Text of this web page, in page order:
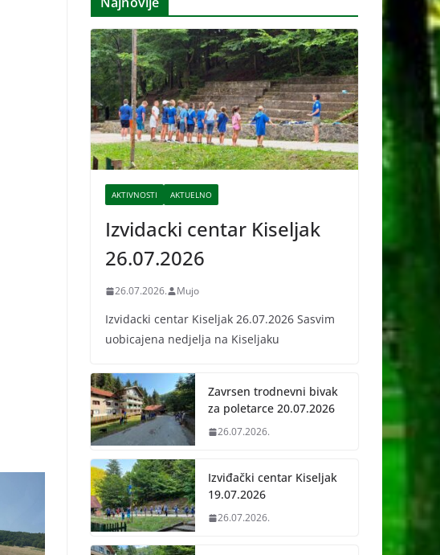
v
e
AKTIVNOSTI AKTUELNO
Izvidacki centar Kiseljak
26.07.2026
26.07.2026. Mujo
Izvidacki centar Kiseljak 26.07.2026 Sasvim
uobicajena nedjelja na Kiseljaku
Zavrsen trodnevni bivak
za poletarce 20.07.2026
26.07.2026.
Izviđački centar Kiseljak
19.07.2026
26.07.2026.